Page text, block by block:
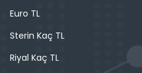
Euro TL
Sterin Kaç TL
Riyal Kaç TL